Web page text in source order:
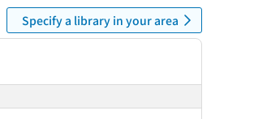
Specify a library in your area